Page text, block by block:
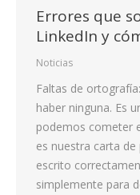
Errores que
LinkedIn y
Noticias
Faltas de
haber ninguna. Es
podemos cometer
es nuestra carta
escrito
simplemente para